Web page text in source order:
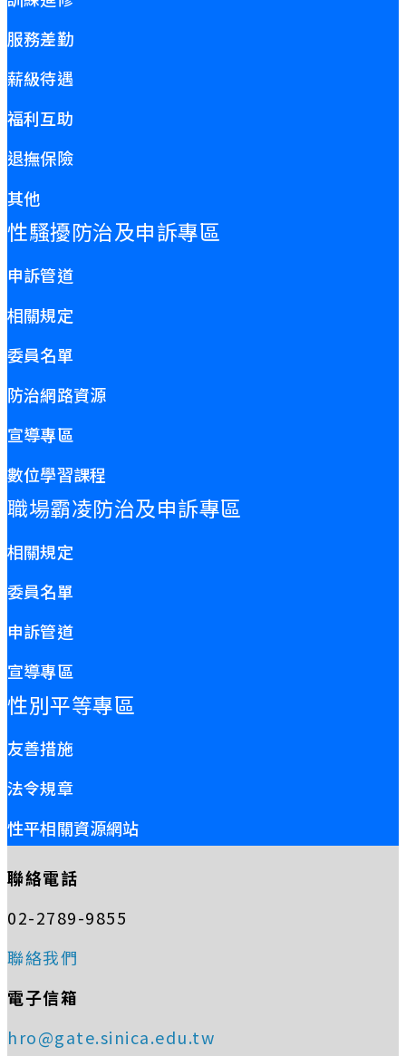
服務差勤
薪級待遇
福利互助
退撫保險
其他
性騷擾防治及申訴專區
申訴管道
相關規定
委員名單
防治網路資源
宣導專區
數位學習課程
職場霸凌防治及申訴專區
相關規定
委員名單
申訴管道
宣導專區
性別平等專區
友善措施
法令規章
性平相關資源網站
聯絡電話
02-2789-9855
聯絡我們
電子信箱
hro@gate.sinica.edu.tw